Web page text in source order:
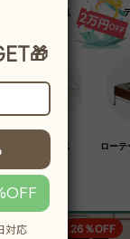
デスク・机
マットレス ロー
26％OFF